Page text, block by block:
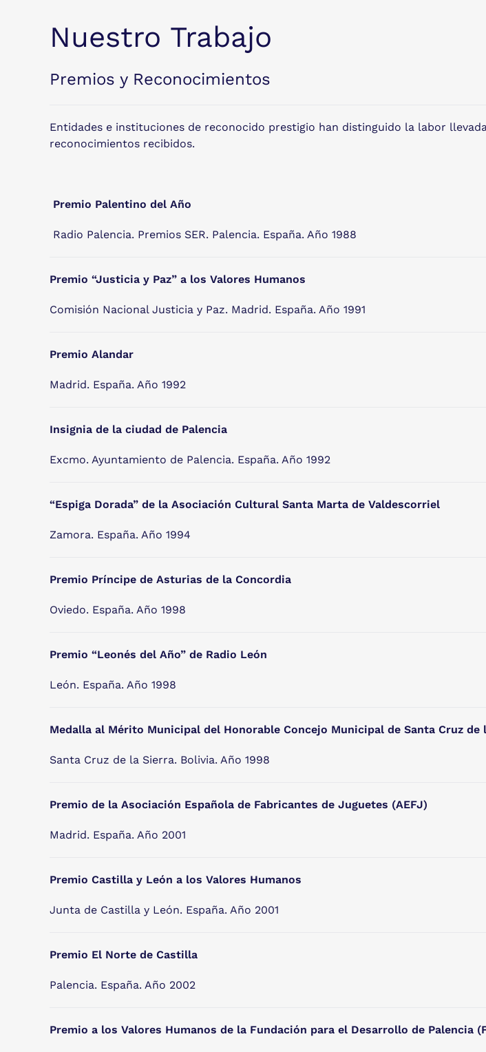
Nuestro Trabajo
Premios y Reconocimientos
Entidades e instituciones de reconocido prestigio han distinguido la labor
reconocimientos recibidos.
Premio Palentino del Año
Radio Palencia. Premios SER. Palencia. España. Año 1988
Premio “Justicia y Paz” a los Valores Humanos
Comisión Nacional Justicia y Paz. Madrid. España. Año 1991
Premio Alandar
Madrid. España. Año 1992
Insignia de la ciudad de Palencia
Excmo. Ayuntamiento de Palencia. España. Año 1992
“Espiga Dorada” de la Asociación Cultural Santa Marta de Valdescorriel
Zamora. España. Año 1994
Premio Príncipe de Asturias de la Concordia
Oviedo. España. Año 1998
Premio “Leonés del Año” de Radio León
León. España. Año 1998
Medalla al Mérito Municipal del Honorable Concejo Municipal de Santa Cruz de
Santa Cruz de la Sierra. Bolivia. Año 1998
Premio de la Asociación Española de Fabricantes de Juguetes (AEFJ)
Madrid. España. Año 2001
Premio Castilla y León a los Valores Humanos
Junta de Castilla y León. España. Año 2001
Premio El Norte de Castilla
Palencia. España. Año 2002
Premio a los Valores Humanos de la Fundación para el Desarrollo de Palencia